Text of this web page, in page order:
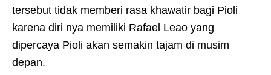
tersebut tidak memberi rasa khawatir bagi Pioli
karena diri nya memiliki Rafael Leao yang
dipercaya Pioli akan semakin tajam di musim
depan.